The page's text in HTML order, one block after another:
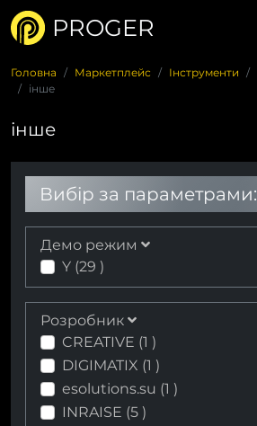
PROGER
Головна Маркетплейс Інструменти
інше
інше
Вибір за параметрами:
Демо режим
Y (29 )
Розробник
CREATIVE (1 )
DIGIMATIX (1 )
esolutions.su (1 )
INRAISE (5 )